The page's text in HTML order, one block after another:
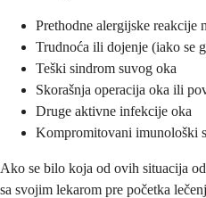
Prethodne alergijske
Trudnoća ili dojenje (iako se
Teški sindrom suvog oka
Skorašnja operacija oka ili
Druge aktivne infekcije oka
Kompromitovani imunološki
Ako se bilo koja od ovih situacija
sa svojim lekarom pre početka